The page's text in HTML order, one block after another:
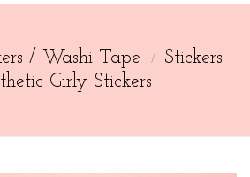
/ Washi Tape
Stickers
Girly Stickers